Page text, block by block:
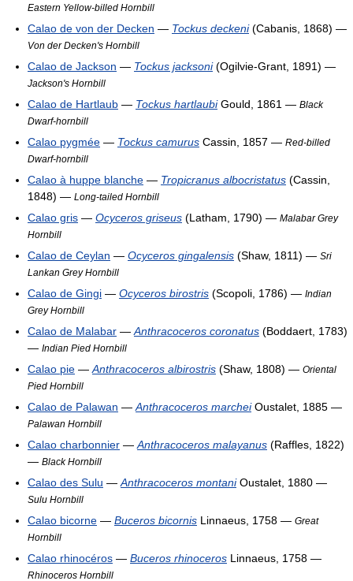
Eastern Yellow-billed Hornbill
Calao de von der Decken — Tockus deckeni(Cabanis, 1868) —
Von der Decken's Hornbill
Calao de Jackson — Tockus jacksoni(Ogilvie-Grant, 1891) —
Jackson's Hornbill
Calao de Hartlaub — Tockus hartlaubiGould, 1861 — Black
Dwarf-hornbill
Calao pygmée — Tockus camurus Cassin, 1857 — Red-billed
Dwarf-hornbill
Calao à huppe blanche — Tropicranus albocristatus (Cassin,
1848) — Long-tailed Hornbill
Calao gris — Ocyceros griseus (Latham, 1790) — Malabar Grey
Hornbill
Calao de Ceylan — Ocyceros gingalensis (Shaw, 1811) — Sri
Lankan Grey Hornbill
Calao de Gingi — Ocyceros birostris (Scopoli, 1786) — Indian
Grey Hornbill
Calao de Malabar — Anthracoceros coronatus (Boddaert, 1783)
— Indian Pied Hornbill
Calao pie — Anthracoceros albirostris (Shaw, 1808) — Oriental
Pied Hornbill
Calao de Palawan — Anthracoceros marcheiOustalet, 1885 —
Palawan Hornbill
Calao charbonnier — Anthracoceros malayanus (Raffles, 1822)
— Black Hornbill
Calao des Sulu — Anthracoceros montaniOustalet, 1880 —
Sulu Hornbill
Calao bicorne — Buceros bicornis Linnaeus, 1758 — Great
Hornbill
Calao rhinocéros — Buceros rhinoceros Linnaeus, 1758 —
Rhinoceros Hornbill